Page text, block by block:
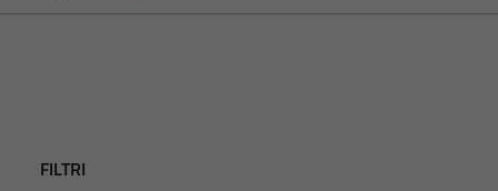
FILTRI